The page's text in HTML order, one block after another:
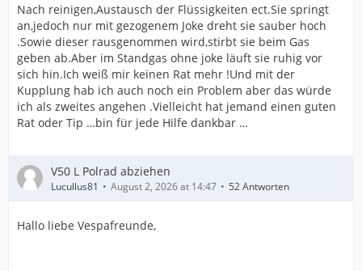
Nach reinigen,Austausch der Flüssigkeiten ect.Sie springt
an,jedoch nur mit gezogenem Joke dreht sie sauber hoch
.Sowie dieser rausgenommen wird,stirbt sie beim Gas
geben ab.Aber im Standgas ohne joke läuft sie ruhig vor
sich hin.Ich weiß mir keinen Rat mehr !Und mit der
Kupplung hab ich auch noch ein Problem aber das würde
ich als zweites angehen .Vielleicht hat jemand einen guten
Rat oder Tip …bin für jede Hilfe dankbar …
V50 L Polrad abziehen
Lucullus81 August 2, 2026 at 14:47 52 Antworten
Hallo liebe Vespafreunde,